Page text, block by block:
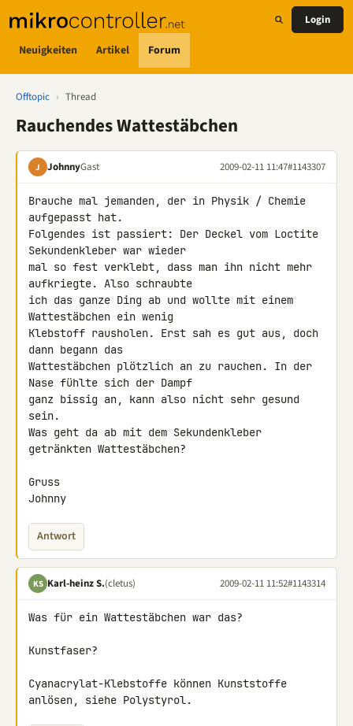
Neuigkeiten Artikel Forum
Login
Offtopic › Thread
Rauchendes Wattestäbchen
J JohnnyGast 2009-02-11 11:47#1143307
Brauche mal jemanden, der in Physik / Chemie
aufgepasst hat.
Folgendes ist passiert: Der Deckel vom Loctite
Sekundenkleber war wieder
mal so fest verklebt, dass man ihn nicht mehr
aufkriegte. Also schraubte
ich das ganze Ding ab und wollte mit einem
Wattestäbchen ein wenig
Klebstoff rausholen. Erst sah es gut aus, doch
dann begann das
Wattestäbchen plötzlich an zu rauchen. In der
Nase fühlte sich der Dampf
ganz bissig an, kann also nicht sehr gesund
sein.
Was geht da ab mit dem Sekundenkleber
getränkten Wattestäbchen?
Gruss
Johnny
Antwort
KS Karl-heinz S.(cletus) 2009-02-11 11:52#1143314
Was für ein Wattestäbchen war das?
Kunstfaser?
Cyanacrylat-Klebstoffe können Kunststoffe
anlösen, siehe Polystyrol.